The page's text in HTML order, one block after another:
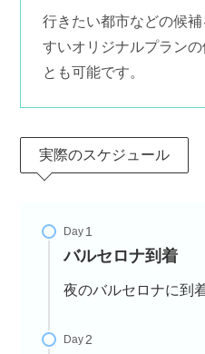
行きたい都市などの候
すいオリジナルプラン
とも可能です。
実際のスケジュール
Day
バルセロナ到着
夜のバルセロナに到着
Day